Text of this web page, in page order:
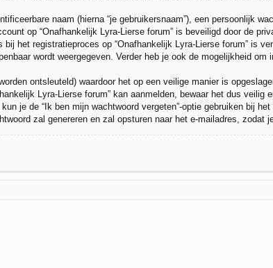
naam (hierna “je gebruikersnaam”), een persoonlijk
op “Onafhankelijk Lyra-Lierse forum” is beveiligd door de
het registratieproces op “Onafhankelijk Lyra-Lierse forum” is
wordt weergegeven. Verder heb je ook de mogelijkheid
ontsleuteld) waardoor het op een veilige manier is
Lyra-Lierse forum” kan aanmelden, bewaar het dus
je de “Ik ben mijn wachtwoord vergeten”-optie gebruiken bij
zal genereren en zal opsturen naar het e-mailadres, zodat